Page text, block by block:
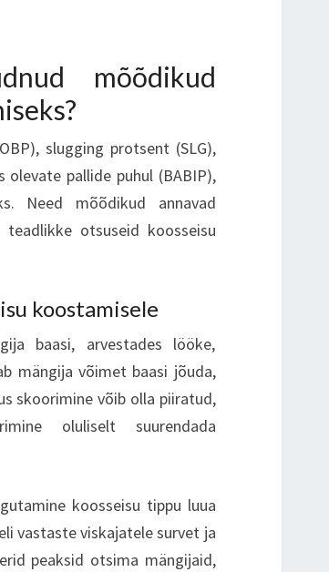
mõõdikud
slugging protsent (SLG),
pallide puhul (BABIP),
Need mõõdikud annavad
otsuseid koosseisu
koostamisele
baasi, arvestades lööke,
mängija võimet baasi jõuda,
skoorimine võib olla piiratud,
oluliselt suurendada
koosseisu tippu luua
vastaste viskajatele survet ja
peaksid otsima mängijaid,